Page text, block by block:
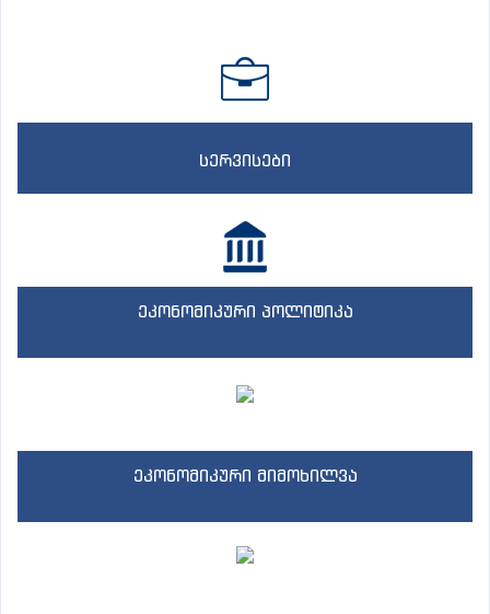
სერვისები
ეკონომიკური პოლიტიკა
ეკონომიკური მიმოხილვა